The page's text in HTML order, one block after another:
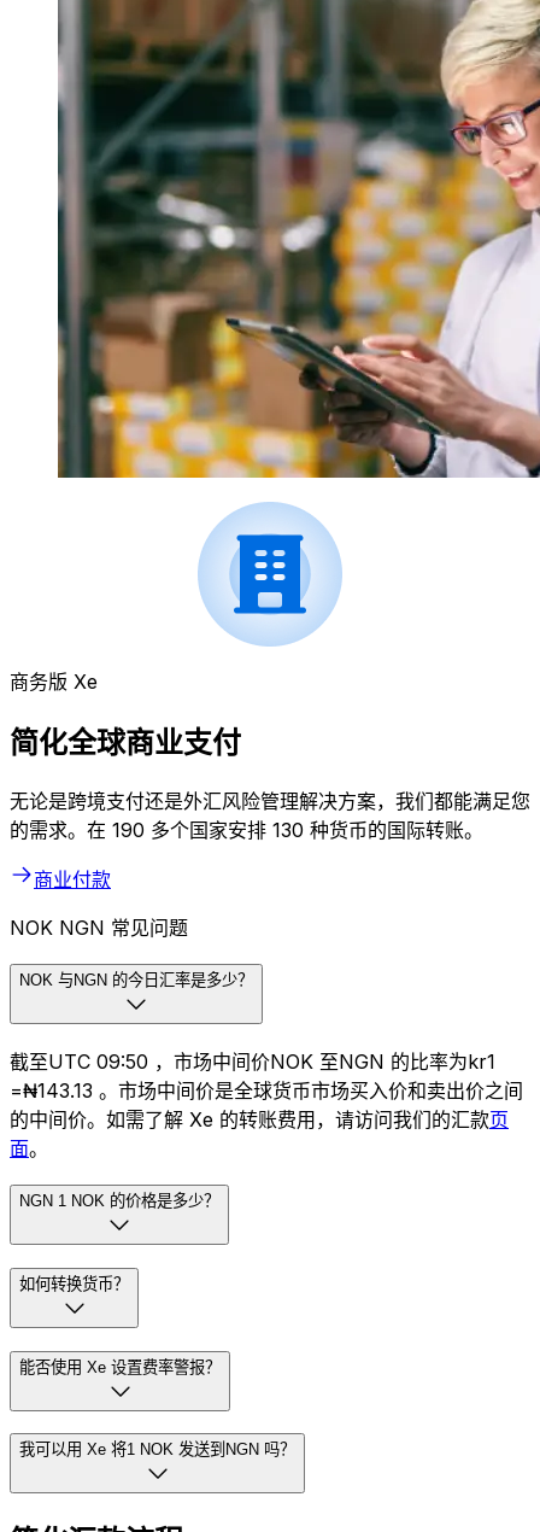
商务版 Xe
简化全球商业支付
无论是跨境支付还是外汇风险管理解决方案，我们都能满足您
的需求。在 190 多个国家安排 130 种货币的国际转账。
商业付款
NOK NGN 常见问题
NOK 与NGN 的今日汇率是多少？
截至UTC 09:50 ，市场中间价NOK 至NGN 的比率为kr1
=₦143.13 。市场中间价是全球货币市场买入价和卖出价之间
的中间价。如需了解 Xe 的转账费用，请访问我们的汇款页
面。
NGN 1 NOK 的价格是多少？
如何转换货币？
能否使用 Xe 设置费率警报？
我可以用 Xe 将1 NOK 发送到NGN 吗？